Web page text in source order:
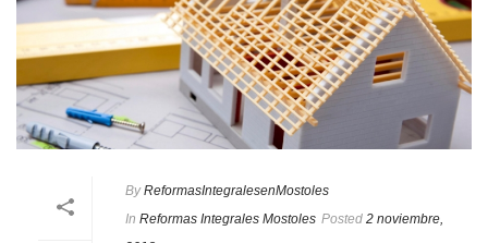
By ReformasIntegralesenMostoles
In Reformas Integrales Mostoles Posted 2 noviembre,